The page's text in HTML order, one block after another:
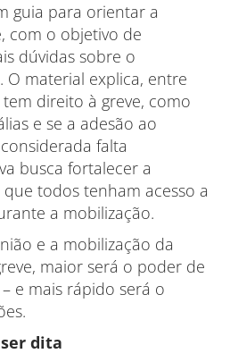
guia para orientar a
com o objetivo de
dúvidas sobre o
material explica, entre
direito à greve, como
e se a adesão ao
falta
busca fortalecer a
todos tenham acesso a
a mobilização.
e a mobilização da
maior será o poder de
e mais rápido será o
dita